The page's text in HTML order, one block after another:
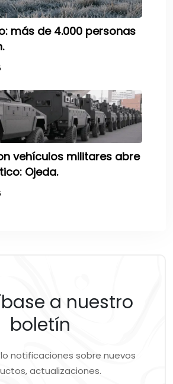
más de 4.000 personas
vehículos militares abre
Ojeda.
a nuestro
boletín
notificaciones sobre nuevos
actualizaciones.